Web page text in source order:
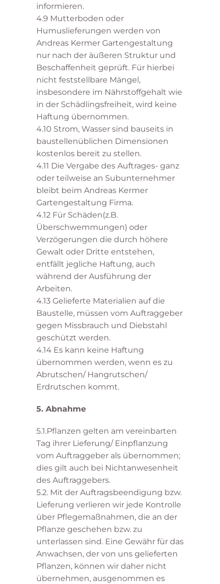
informieren.
4.9 Mutterboden oder
Humuslieferungen werden von
Andreas Kermer Gartengestaltung
nur nach der äußeren Struktur und
Beschaffenheit geprüft. Für hierbei
nicht feststellbare Mängel,
insbesondere im Nährstoffgehalt wie
in der Schädlingsfreiheit, wird keine
Haftung übernommen.
4.10 Strom, Wasser sind bauseits in
baustellenüblichen Dimensionen
kostenlos bereit zu stellen.
4.11 Die Vergabe des Auftrages- ganz
oder teilweise an Subunternehmer
bleibt beim Andreas Kermer
Gartengestaltung Firma.
4.12 Für Schäden(z.B.
Überschwemmungen) oder
Verzögerungen die durch höhere
Gewalt oder Dritte entstehen,
entfällt jegliche Haftung, auch
während der Ausführung der
Arbeiten.
4.13 Gelieferte Materialien auf die
Baustelle, müssen vom Auftraggeber
gegen Missbrauch und Diebstahl
geschützt werden.
4.14 Es kann keine Haftung
übernommen werden, wenn es zu
Abrutschen/ Hangrutschen/
Erdrutschen kommt.
5. Abnahme
5.1.Pflanzen gelten am vereinbarten
Tag ihrer Lieferung/ Einpflanzung
vom Auftraggeber als übernommen;
dies gilt auch bei Nichtanwesenheit
des Auftraggebers.
5.2. Mit der Auftragsbeendigung bzw.
Lieferung verlieren wir jede Kontrolle
über Pflegemaßnahmen, die an der
Pflanze geschehen bzw. zu
unterlassen sind. Eine Gewähr für das
Anwachsen, der von uns gelieferten
Pflanzen, können wir daher nicht
übernehmen, ausgenommen es